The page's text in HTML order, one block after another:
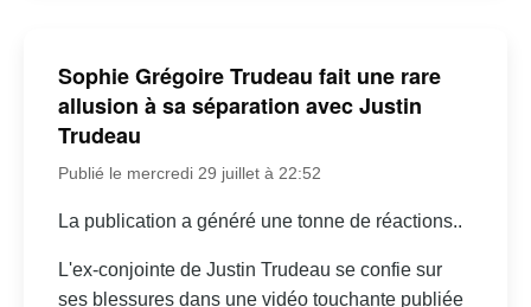
Sophie Grégoire Trudeau fait une rare
allusion à sa séparation avec Justin
Trudeau
Publié le mercredi 29 juillet à 22:52
La publication a généré une tonne de réactions..
L'ex-conjointe de Justin Trudeau se confie sur
ses blessures dans une vidéo touchante publiée